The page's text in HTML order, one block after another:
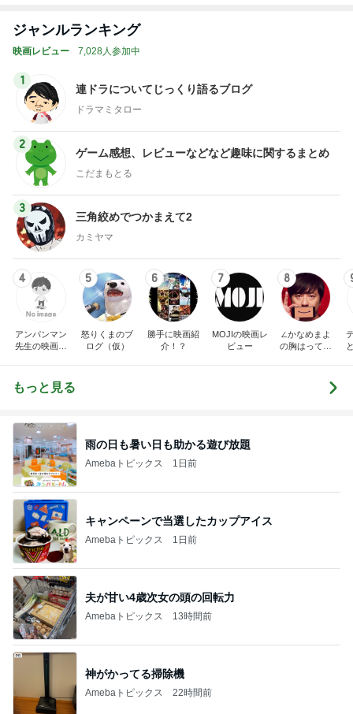
ジャンルランキング
映画レビュー 7,028人参加中
1
連ドラについてじっくり語るブログ
ドラマミタロー
2
ゲーム感想、レビューなどなど趣味に関するまとめ
こだまもとる
3
三角絞めでつかまえて2
カミヤマ
4
アンパンマン
先生の映画講
5
怒りくまのブ
ログ（仮）
6
勝手に映画紹
介！？
7
MOJIの映画レ
ビュー
8
∠かなめまよ
の胸はって行
もっと見る
雨の日も暑い日も助かる遊び放題
Amebaトピックス 1日前
キャンペーンで当選したカップアイス
Amebaトピックス 1日前
夫が甘い4歳次女の頭の回転力
Amebaトピックス 13時間前
神がかってる掃除機
Amebaトピックス 22時間前